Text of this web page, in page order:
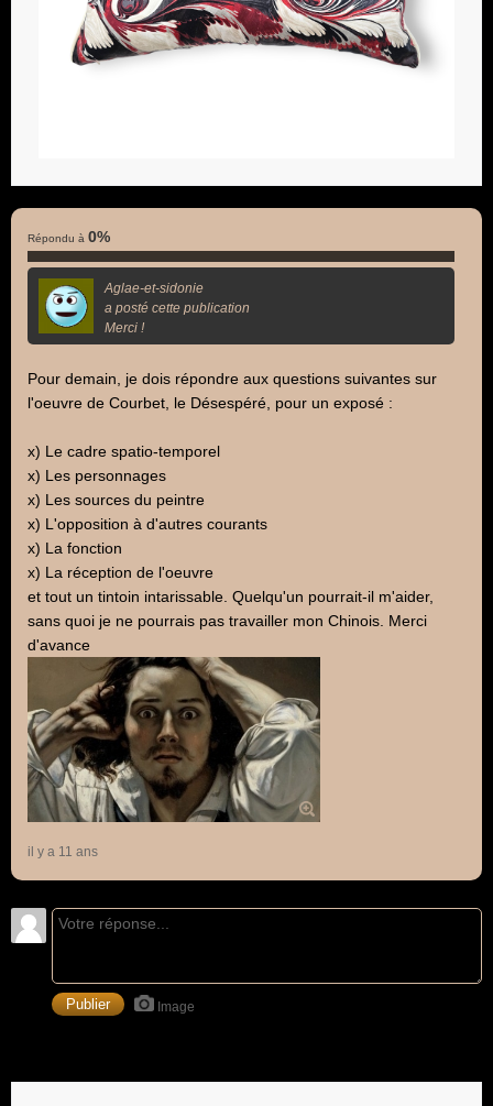
Répondu à 0%
Aglae-et-sidonie
a posté cette publication
Merci !
Pour demain, je dois répondre aux questions suivantes sur
l'oeuvre de Courbet, le Désespéré, pour un exposé :
x) Le cadre spatio-temporel
x) Les personnages
x) Les sources du peintre
x) L'opposition à d'autres courants
x) La fonction
x) La réception de l'oeuvre
et tout un tintoin intarissable. Quelqu'un pourrait-il m'aider,
sans quoi je ne pourrais pas travailler mon Chinois. Merci
d'avance
il y a 11 ans
Image